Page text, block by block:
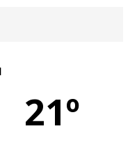
21º